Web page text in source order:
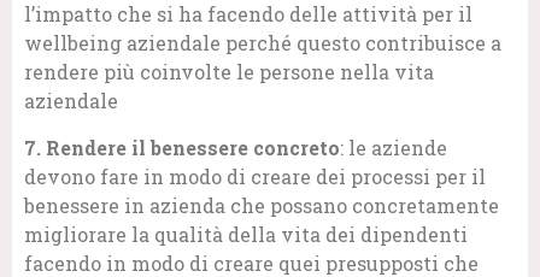
l’impatto che si ha facendo delle attività per il
wellbeing aziendale perché questo contribuisce a
rendere più coinvolte le persone nella vita
aziendale
7. Rendere il benessere concreto: le aziende
devono fare in modo di creare dei processi per il
benessere in azienda che possano concretamente
migliorare la qualità della vita dei dipendenti
facendo in modo di creare quei presupposti che